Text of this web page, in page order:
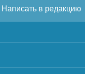
Написать в редакцию